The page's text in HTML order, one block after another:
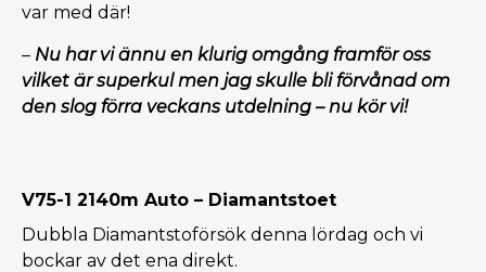
var med där!
– Nu har vi ännu en klurig omgång framför oss
vilket är superkul men jag skulle bli förvånad om
den slog förra veckans utdelning – nu kör vi!
V75-1 2140m Auto – Diamantstoet
Dubbla Diamantstoförsök denna lördag och vi
bockar av det ena direkt.